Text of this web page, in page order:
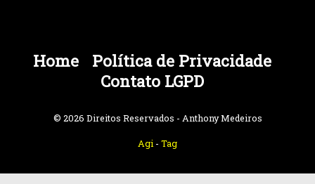
Home
Política de Privacidade
Contato LGPD
© 2026 Direitos Reservados - Anthony Medeiros
Agi - Tag